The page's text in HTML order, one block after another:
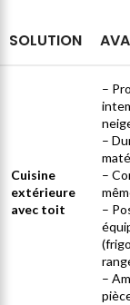
SOLUTION
Cuisine
extérieure
avec toit
–
–
–
–
–